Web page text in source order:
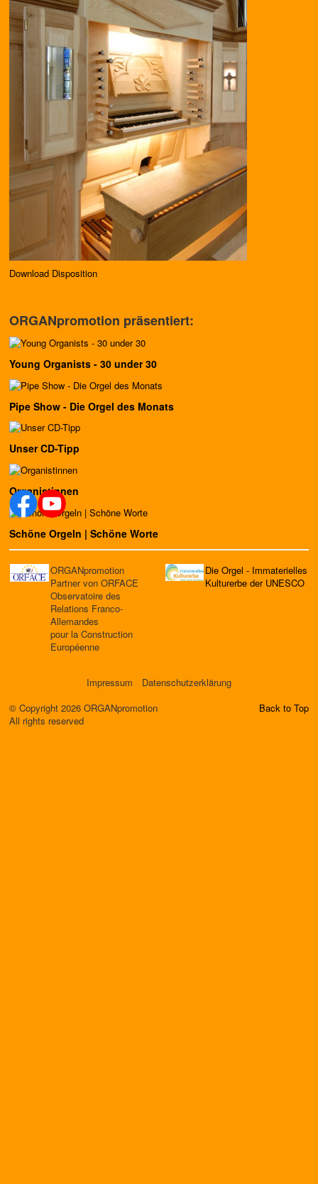
Download Disposition
ORGANpromotion präsentiert:
Young Organists - 30 under 30
Pipe Show - Die Orgel des Monats
Unser CD-Tipp
Organistinnen
Schöne Orgeln | Schöne Worte
ORGANpromotion
Partner von ORFACE
Observatoire des
Relations Franco-
Allemandes
pour la Construction
Européenne
Die Orgel - Immaterielles
Kulturerbe der UNESCO
Impressum
Datenschutzerklärung
© Copyright 2026 ORGANpromotion
All rights reserved
Back to Top